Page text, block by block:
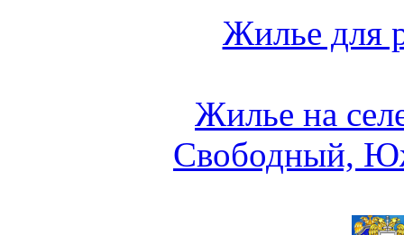
Жилье для
Жилье на
Свободный,